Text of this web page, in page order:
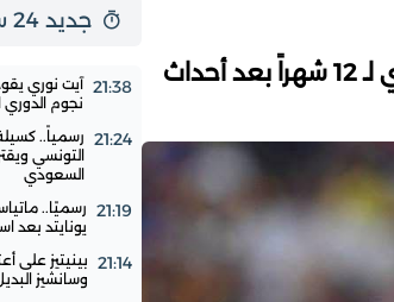
الترجي: إيقاف الجزائري محمد أمين توغاي لـ 12 شهراً بعد أحداث
جديد 24 ساعة
21:38 آيت نوري
نجوم الدوري
21:24 رسمياً..
التونسي
السعودي
21:19 رسميًا..
يونايتد بعد
21:14 بينيتيز على
وسانشيز